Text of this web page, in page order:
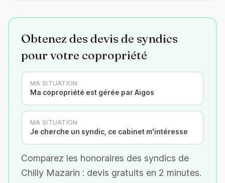
Obtenez des devis de syndics
pour votre copropriété
MA SITUATION
Ma copropriété est gérée par Aigos
MA SITUATION
Je cherche un syndic, ce cabinet m'intéresse
Comparez les honoraires des syndics de
Chilly Mazarin : devis gratuits en 2 minutes.